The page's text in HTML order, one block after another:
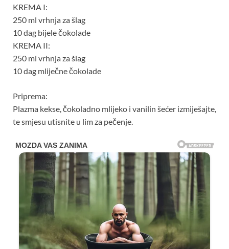
KREMA I:
250 ml vrhnja za šlag
10 dag bijele čokolade
KREMA II:
250 ml vrhnja za šlag
10 dag mliječne čokolade
Priprema:
Plazma kekse, čokoladno mlijeko i vanilin šećer izmiješajte,
te smjesu utisnite u lim za pečenje.